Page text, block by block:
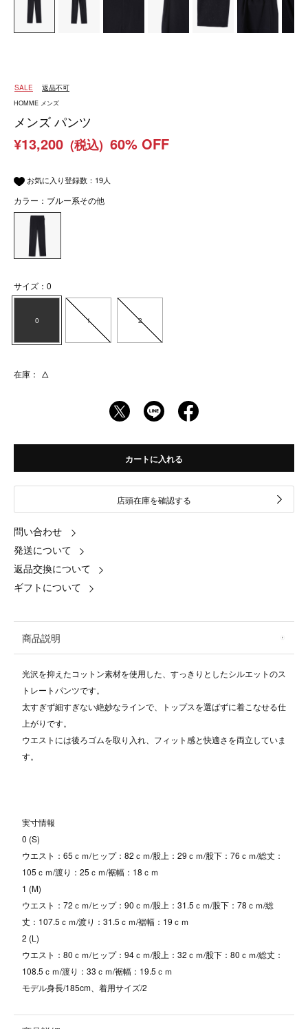
SALE 返品不可
HOMME メンズ
メンズ パンツ
¥13,200 (税込) 60% OFF
お気に入り登録数： 19人
カラー：ブルー系その他
サイズ：0
0 1 2
在庫： △
カートに入れる
店頭在庫を確認する
問い合わせ
発送について
返品交換について
ギフトについて
商品説明
光沢を抑えたコットン素材を使用した、すっきりとしたシルエットのス
トレートパンツです。
太すぎず細すぎない絶妙なラインで、トップスを選ばずに着こなせる仕
上がりです。
ウエストには後ろゴムを取り入れ、フィット感と快適さを両立していま
す。
実寸情報
0 (S)
ウエスト：65ｃｍ/ヒップ：82ｃｍ/股上：29ｃｍ/股下：76ｃｍ/総丈：
105ｃｍ/渡り：25ｃｍ/裾幅：18ｃｍ
1 (M)
ウエスト：72ｃｍ/ヒップ：90ｃｍ/股上：31.5ｃｍ/股下：78ｃｍ/総
丈：107.5ｃｍ/渡り：31.5ｃｍ/裾幅：19ｃｍ
2 (L)
ウエスト：80ｃｍ/ヒップ：94ｃｍ/股上：32ｃｍ/股下：80ｃｍ/総丈：
108.5ｃｍ/渡り：33ｃｍ/裾幅：19.5ｃｍ
モデル身長/185cm、着用サイズ/2